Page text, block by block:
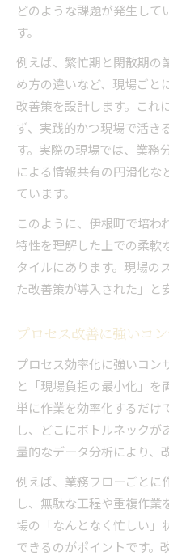
どのような課題が発生して
す。
例えば、繁忙期と閑散期の
め方の違いなど、現場ごと
改善策を設計します。これ
ず、実践的かつ現場で活き
す。実際の現場では、業務
による情報共有の円滑化な
ています。
このように、伊根町で培わ
特性を理解した上での柔軟
タイルにあります。現場の
た改善策が導入された」と
プロセス改善に強いコ
プロセス効率化に強いコン
と「現場負担の最小化」を
単に作業を効率化するだけ
し、どこにボトルネックが
量的なデータ分析により、
例えば、業務フローごとに
し、無駄な工程や重複作業
場の「なんとなく忙しい」
できるのがポイントです。